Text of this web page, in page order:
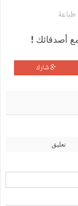
طباعة
أصدقائك !
شارك
تعليق